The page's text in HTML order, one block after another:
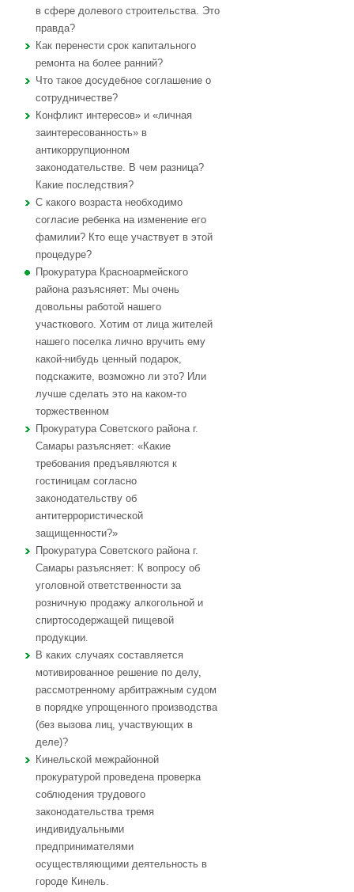
в сфере долевого строительства. Это
правда?
Как перенести срок капитального
ремонта на более ранний?
Что такое досудебное соглашение о
сотрудничестве?
Конфликт интересов» и «личная
заинтересованность» в
антикоррупционном
законодательстве. В чем разница?
Какие последствия?
С какого возраста необходимо
согласие ребенка на изменение его
фамилии? Кто еще участвует в этой
процедуре?
Прокуратура Красноармейского
района разъясняет: Мы очень
довольны работой нашего
участкового. Хотим от лица жителей
нашего поселка лично вручить ему
какой-нибудь ценный подарок,
подскажите, возможно ли это? Или
лучше сделать это на каком-то
торжественном
Прокуратура Советского района г.
Самары разъясняет: «Какие
требования предъявляются к
гостиницам согласно
законодательству об
антитеррористической
защищенности?»
Прокуратура Советского района г.
Самары разъясняет: К вопросу об
уголовной ответственности за
розничную продажу алкогольной и
спиртосодержащей пищевой
продукции.
В каких случаях составляется
мотивированное решение по делу,
рассмотренному арбитражным судом
в порядке упрощенного производства
(без вызова лиц, участвующих в
деле)?
Кинельской межрайонной
прокуратурой проведена проверка
соблюдения трудового
законодательства тремя
индивидуальными
предпринимателями
осуществляющими деятельность в
городе Кинель.